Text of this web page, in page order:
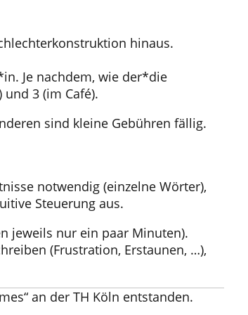
hinaus.
Je nachdem, wie der*die
3 (im Café).
sind kleine Gebühren fällig.
notwendig (einzelne Wörter),
Steuerung aus.
jeweils nur ein paar Minuten).
(Frustration, Erstaunen, …),
an der TH Köln entstanden.